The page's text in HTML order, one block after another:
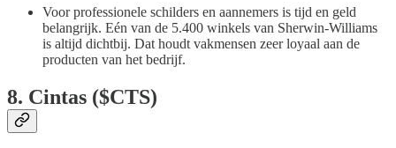
Voor professionele schilders en aannemers is tijd en geld
belangrijk. Eén van de 5.400 winkels van Sherwin-Williams
is altijd dichtbij. Dat houdt vakmensen zeer loyaal aan de
producten van het bedrijf.
8. Cintas ($CTS)